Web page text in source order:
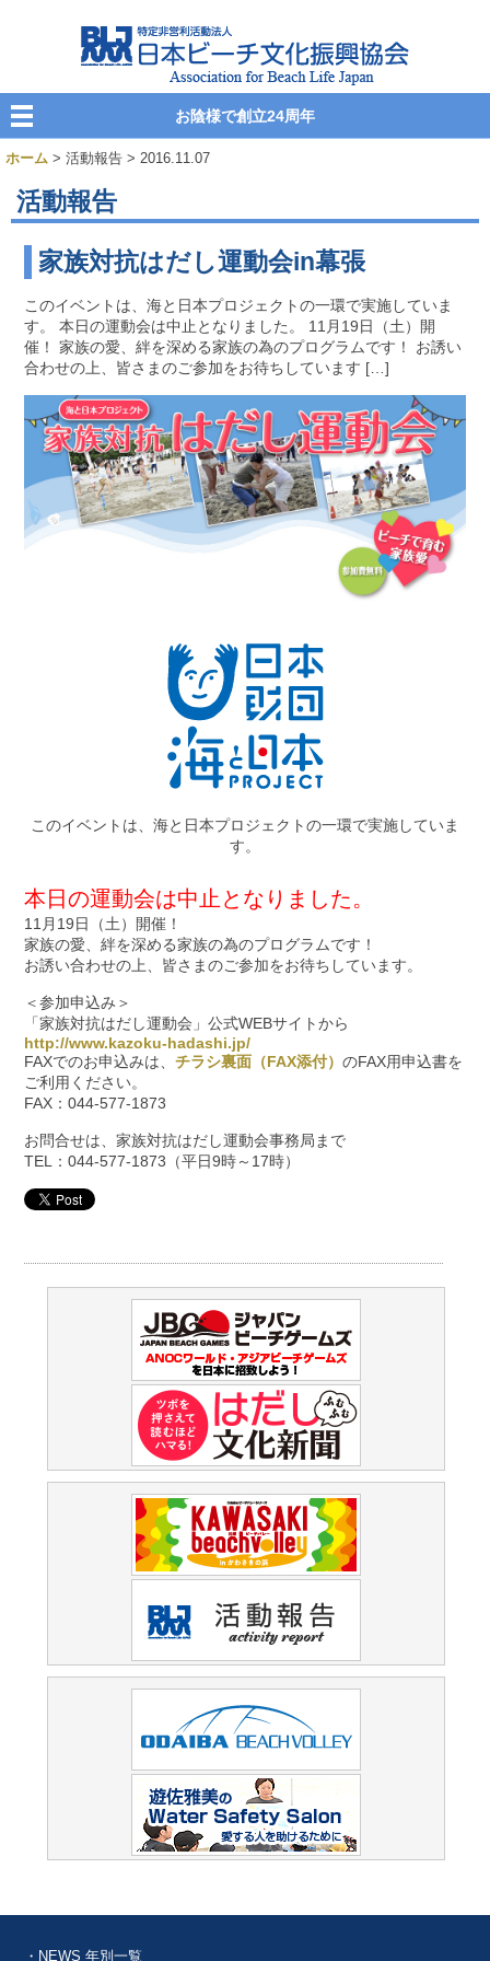
お陰様で創立24周年
ホーム > 活動報告 > 2016.11.07
活動報告
家族対抗はだし運動会in幕張
このイベントは、海と日本プロジェクトの一環で実施していま
す。 本日の運動会は中止となりました。 11月19日（土）開
催！ 家族の愛、絆を深める家族の為のプログラムです！ お誘い
合わせの上、皆さまのご参加をお待ちしています […]
このイベントは、海と日本プロジェクトの一環で実施していま
す。
本日の運動会は中止となりました。
11月19日（土）開催！
家族の愛、絆を深める家族の為のプログラムです！
お誘い合わせの上、皆さまのご参加をお待ちしています。
＜参加申込み＞
「家族対抗はだし運動会」公式WEBサイトから
http://www.kazoku-hadashi.jp/
FAXでのお申込みは、チラシ裏面（FAX添付）のFAX用申込書を
ご利用ください。
FAX：044-577-1873
お問合せは、家族対抗はだし運動会事務局まで
TEL：044-577-1873（平日9時～17時）
・NEWS 年別一覧